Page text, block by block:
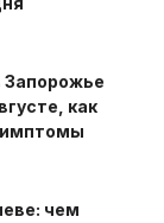
Запорожье
как
чем